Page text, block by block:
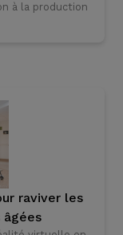
à la production
raviver les
âgées